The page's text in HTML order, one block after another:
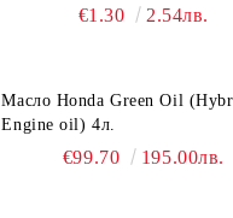
€1.30 2.54лв.
Масло Honda Green Oil
Engine oil) 4л.
€99.70 195.00лв.